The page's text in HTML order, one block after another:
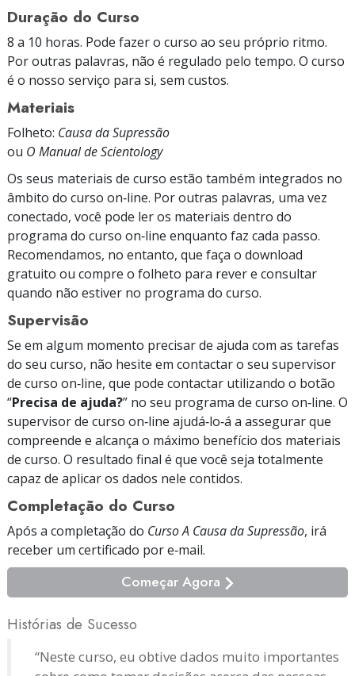
Duração do Curso
8 a 10 horas. Pode fazer o curso ao seu próprio ritmo.
Por outras palavras, não é regulado pelo tempo. O curso
é o nosso serviço para si, sem custos.
Materiais
Folheto: Causa da Supressão
ou O Manual de Scientology
Os seus materiais de curso estão também integrados no
âmbito do curso on‑line. Por outras palavras, uma vez
conectado, você pode ler os materiais dentro do
programa do curso on‑line enquanto faz cada passo.
Recomendamos, no entanto, que faça o download
gratuito ou compre o folheto para rever e consultar
quando não estiver no programa do curso.
Supervisão
Se em algum momento precisar de ajuda com as tarefas
do seu curso, não hesite em contactar o seu supervisor
de curso on‑line, que pode contactar utilizando o botão
“Precisa de ajuda?” no seu programa de curso on‑line. O
supervisor de curso on‑line ajudá‑lo‑á a assegurar que
compreende e alcança o máximo benefício dos materiais
de curso. O resultado final é que você seja totalmente
capaz de aplicar os dados nele contidos.
Completação do Curso
Após a completação do Curso A Causa da Supressão, irá
receber um certificado por e‑mail.
Começar Agora
Histórias de Sucesso
“Neste curso, eu obtive dados muito importantes